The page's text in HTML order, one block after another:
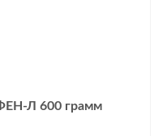
Л 600 грамм